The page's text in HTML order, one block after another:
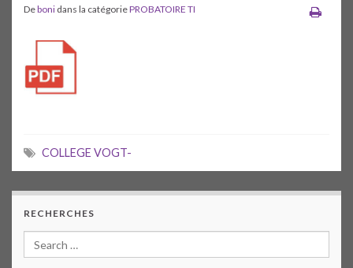
Deboni dans la catégoriePROBATOIRE TI
COLLEGE VOGT-
RECHERCHES